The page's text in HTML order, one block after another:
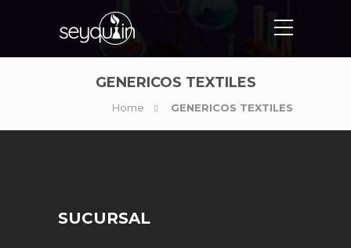
GENERICOS TEXTILES
Home GENERICOS TEXTILES
SUCURSAL